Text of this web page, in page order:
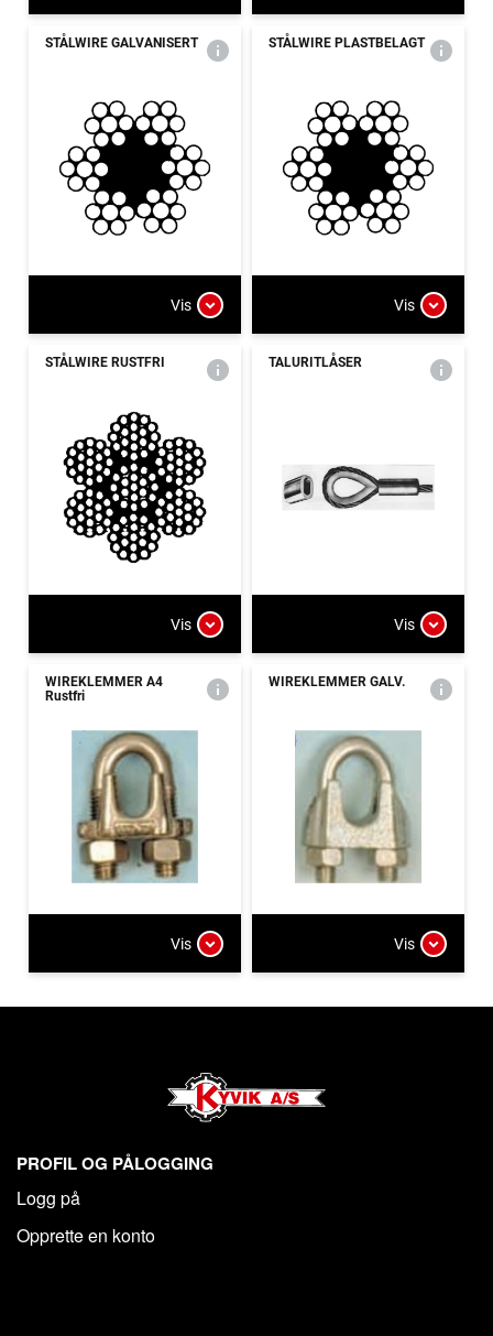
STÅLWIRE GALVANISERT
Vis
STÅLWIRE PLASTBELAGT
Vis
STÅLWIRE RUSTFRI
Vis
TALURITLÅSER
Vis
WIREKLEMMER A4
Rustfri
Vis
WIREKLEMMER GALV.
Vis
PROFIL OG PÅLOGGING
Logg på
Opprette en konto